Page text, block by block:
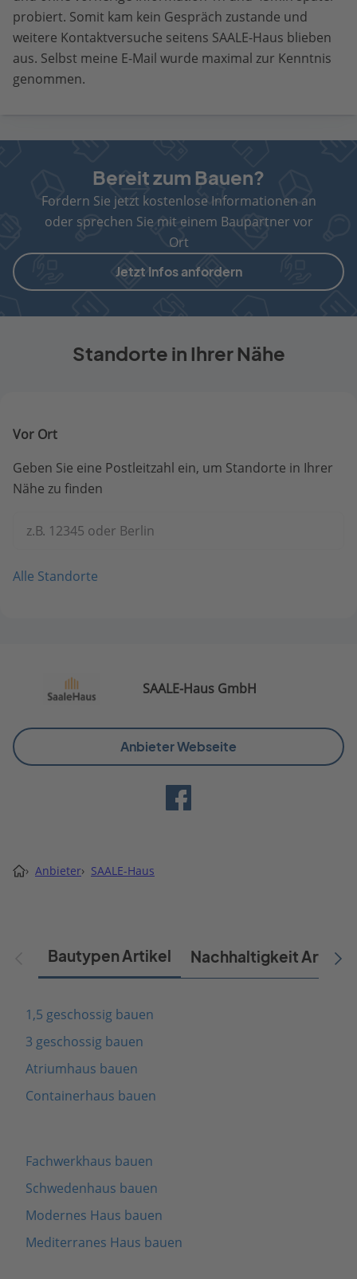
probiert. Somit kam kein Gespräch zustande und
weitere Kontaktversuche seitens SAALE-Haus blieben
aus. Selbst meine E-Mail wurde maximal zur Kenntnis
genommen.
Bereit zum Bauen?
Fordern Sie jetzt kostenlose Informationen an
oder sprechen Sie mit einem Baupartner vor
Ort
Jetzt Infos anfordern
Standorte in Ihrer Nähe
Vor Ort
Geben Sie eine Postleitzahl ein, um Standorte in Ihrer
Nähe zu finden
z.B. 12345 oder Berlin
Alle Standorte
SAALE-Haus GmbH
Anbieter Webseite
› Anbieter› SAALE-Haus
Bautypen Artikel Nachhaltigkeit Artikel
1,5 geschossig bauen
3 geschossig bauen
Atriumhaus bauen
Containerhaus bauen
Fachwerkhaus bauen
Schwedenhaus bauen
Modernes Haus bauen
Mediterranes Haus bauen